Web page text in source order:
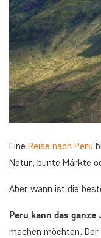
Eine Reise nach Peru
Natur, bunte Märkte
Aber wann ist die
Peru kann das
machen möchten.